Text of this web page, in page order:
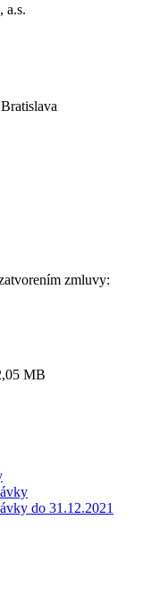
a.s.
zmluvy:
MB
do 31.12.2021